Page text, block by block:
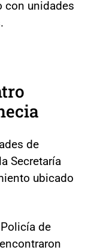
con unidades
de
Secretaría
ubicado
de